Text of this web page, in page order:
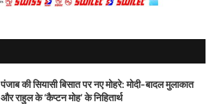
पंजाब की सियासी बिसात पर नए मोहरे: मोदी-बादल मुलाकात
और राहुल के ‘कैप्टन मोह’ के निहितार्थ